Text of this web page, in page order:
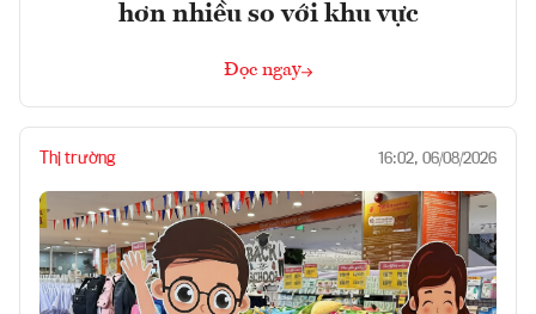
hơn nhiều so với khu vực
Đọc ngay
Thị trường 16:02, 06/08/2026